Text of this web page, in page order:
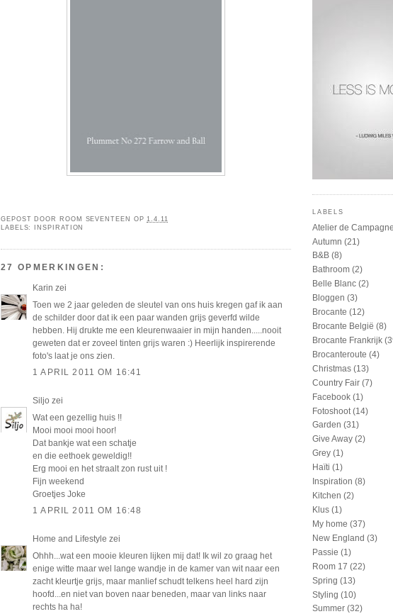
GEPOST DOOR ROOM SEVENTEEN OP 1.4.11
LABELS:
INSPIRATION
27 OPMERKINGEN:
Karin zei
Toen we 2 jaar geleden de sleutel van ons huis kregen gaf ik aan
de schilder door dat ik een paar wanden grijs geverfd wilde
hebben. Hij drukte me een kleurenwaaier in mijn handen.....nooit
geweten dat er zoveel tinten grijs waren :) Heerlijk inspirerende
foto's laat je ons zien.
1 APRIL 2011 OM 16:41
Siljo zei
Wat een gezellig huis !!
Mooi mooi mooi hoor!
Dat bankje wat een schatje
en die eethoek geweldig!!
Erg mooi en het straalt zon rust uit !
Fijn weekend
Groetjes Joke
1 APRIL 2011 OM 16:48
Home and Lifestyle zei
Ohhh...wat een mooie kleuren lijken mij dat! Ik wil zo graag het
enige witte maar wel lange wandje in de kamer van wit naar een
zacht kleurtje grijs, maar manlief schudt telkens heel hard zijn
hoofd...en niet van boven naar beneden, maar van links naar
rechts ha ha!
LABELS
Atelier de
Autumn (21)
B&B (8)
Bathroom (2)
Belle Blanc (2)
Bloggen (3)
Brocante (12)
Brocante België (8)
Brocante Frankrijk
Brocanteroute (4)
Christmas (13)
Country Fair (7)
Facebook (1)
Fotoshoot (14)
Garden (31)
Give Away (2)
Grey (1)
Haïti (1)
Inspiration (8)
Kitchen (2)
Klus (1)
My home (37)
New England (3)
Passie (1)
Room 17 (22)
Spring (13)
Styling (10)
Summer (32)